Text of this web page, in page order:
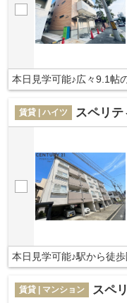
本日見学可能♪広々9.1帖
賃貸 | ハイツ スペリ
本日見学可能♪駅から徒
賃貸 | マンション スペ